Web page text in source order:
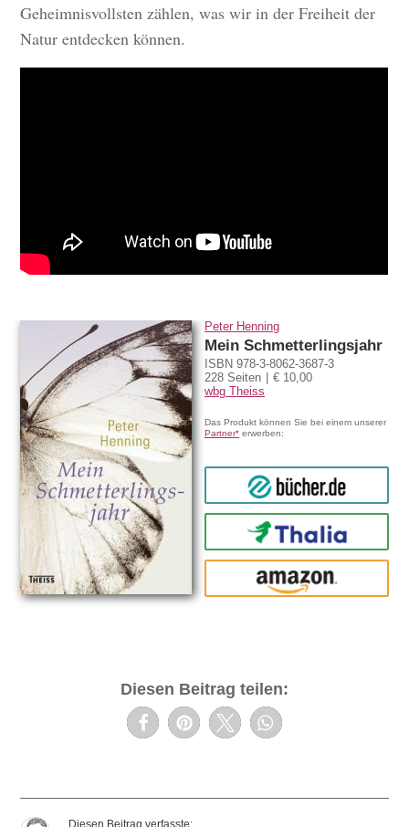
Geheimnisvollsten zählen, was wir in der Freiheit der
Natur entdecken können.
Peter Henning
Mein Schmetterlingsjahr
ISBN 978-3-8062-3687-3
228 Seiten
€ 10,00
wbg Theiss
Das Produkt können Sie bei einem unserer
Partner* erwerben:
bücher.de
Thalia
amazon
Diesen Beitrag teilen: